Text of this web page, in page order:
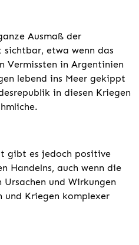
Ausmaß der
etwa wenn das
Vermissten in Argentinien
lebend ins Meer gekippt
in diesen Kriegen
gibt es jedoch positive
Handelns, auch wenn die
Ursachen und Wirkungen
und Kriegen komplexer